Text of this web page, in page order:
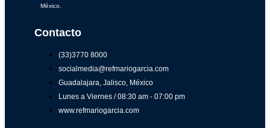
México.
Contacto
(33)3770 8000
socialmedia@refmariogarcia.com
Guadalajara, Jalisco, México
Lunes a Viernes / 08:30 am - 07:00 pm
www.refmariogarcia.com